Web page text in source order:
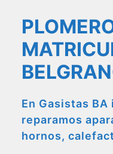
En Gasistas
reparamos
hornos,